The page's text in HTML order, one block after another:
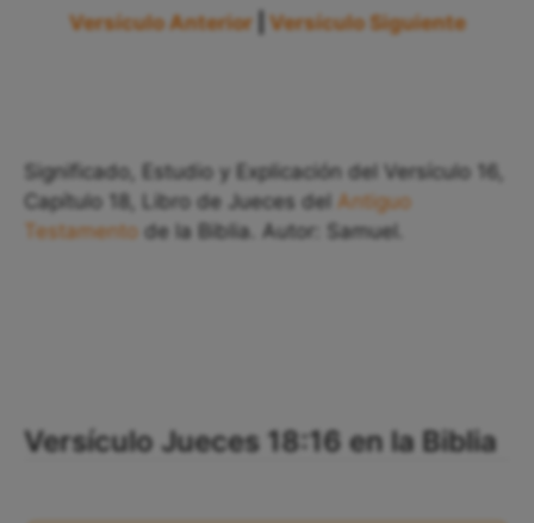
Versículo Anterior Versículo Siguiente
Significado, Estudio y Explicación del Versículo 16,
Capítulo 18, Libro de Jueces del Antiguo
Testamento de la Biblia. Autor: Samuel.
Versículo Jueces 18:16 en la Biblia